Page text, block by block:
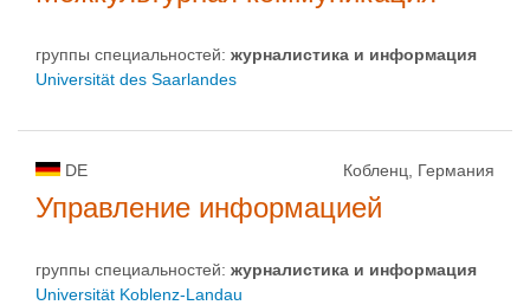
группы специальностей: журналистика и информация
Universität des Saarlandes
DE Кобленц, Германия
Управление информацией
группы специальностей: журналистика и информация
Universität Koblenz-Landau